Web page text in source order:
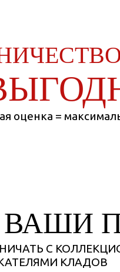
оценка =
С
КЛАДОВ
нам